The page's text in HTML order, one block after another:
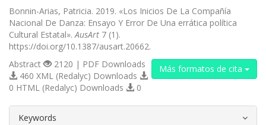
Bonnin-Arias, Patricia. 2019. «Los Inicios De La Compañía
Nacional De Danza: Ensayo Y Error De Una errática política
Cultural Estatal». AusArt 7 (1).
https://doi.org/10.1387/ausart.20662.
Más formatos de cita
Abstract
2120 | PDF Downloads
460 XML (Redalyc) Downloads
0 HTML (Redalyc) Downloads
0
Keywords